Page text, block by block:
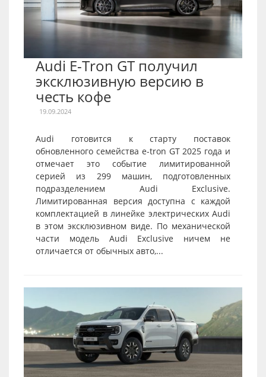
Audi E-Tron GT получил
эксклюзивную версию в
честь кофе
19.09.2024
Audi готовится к старту поставок
обновленного семейства e-tron GT 2025 года и
отмечает это событие лимитированной
серией из 299 машин, подготовленных
подразделением Audi Exclusive.
Лимитированная версия доступна с каждой
комплектацией в линейке электрических Audi
в этом эксклюзивном виде. По механической
части модель Audi Exclusive ничем не
отличается от обычных авто,...